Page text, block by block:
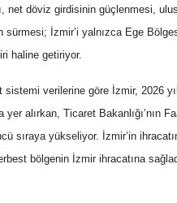
net döviz girdisinin güçlenmesi,
İzmir’i yalnızca Ege
haline getiriyor.
verilerine göre İzmir, 2026
alırkan, Ticaret Bakanlığı’nın
sıraya yükseliyor. İzmir’in
bölgenin İzmir ihracatına